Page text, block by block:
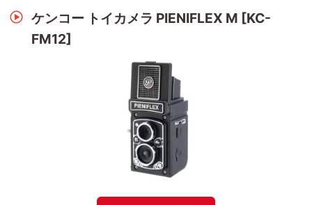
ケンコー トイカメラ PIENIFLEX M [KC-
FM12]